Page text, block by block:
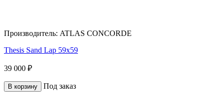
Производитель: ATLAS CONCORDE
Thesis Sand Lap 59x59
39 000 ₽
В корзину Под заказ